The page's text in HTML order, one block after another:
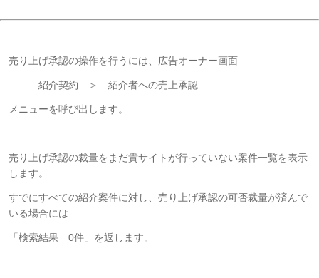
売り上げ承認の操作を行うには、広告オーナー画面
紹介契約 ＞ 紹介者への売上承認
メニューを呼び出します。
売り上げ承認の裁量をまだ貴サイトが行っていない案件一覧を表示
します。
すでにすべての紹介案件に対し、売り上げ承認の可否裁量が済んで
いる場合には
「検索結果 0件」を返します。